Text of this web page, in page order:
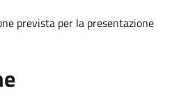
prevista per la presentazione